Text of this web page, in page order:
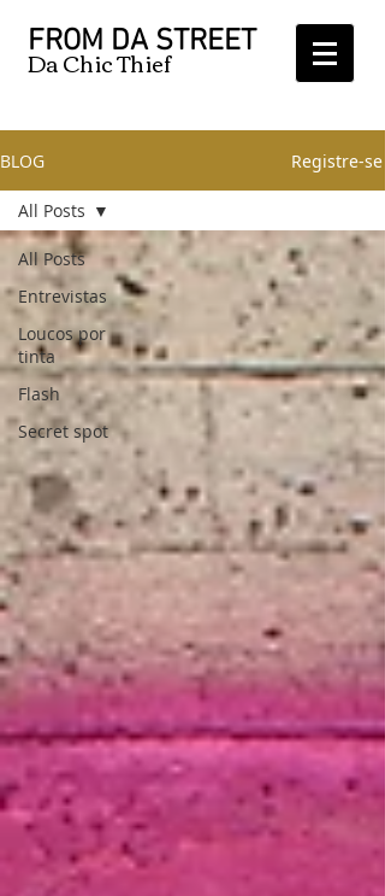
FROM DA STREET
Da Chic Thief
BLOG Registre-se
All Posts
Entrevistas
Loucos por
tinta
Flash
Secret spot
All Posts